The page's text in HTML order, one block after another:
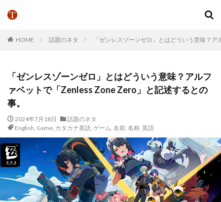
HOME 話題のネタ 「ゼンレスゾーンゼロ」とはどういう意味？
「ゼンレスゾーンゼロ」とはどういう意味？アルフ
ァベットで「Zenless Zone Zero」と記述するとの
事。
2024年7月18日
話題のネタ
English, Game, カタカナ英語, ゲーム, 名前, 名称, 英語